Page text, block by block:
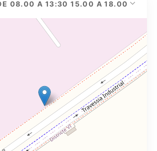
08.00 A 13:30 15.00 A 18.00